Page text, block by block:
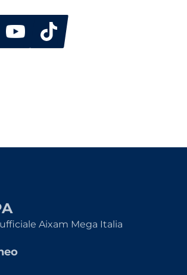
Aixam Mega Italia